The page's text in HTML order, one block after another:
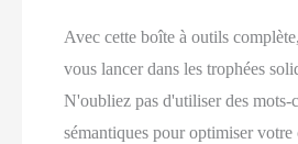
Avec cette boîte à outils
vous lancer dans les trophées
N'oubliez pas d'utiliser des mots-
sémantiques pour optimiser votre